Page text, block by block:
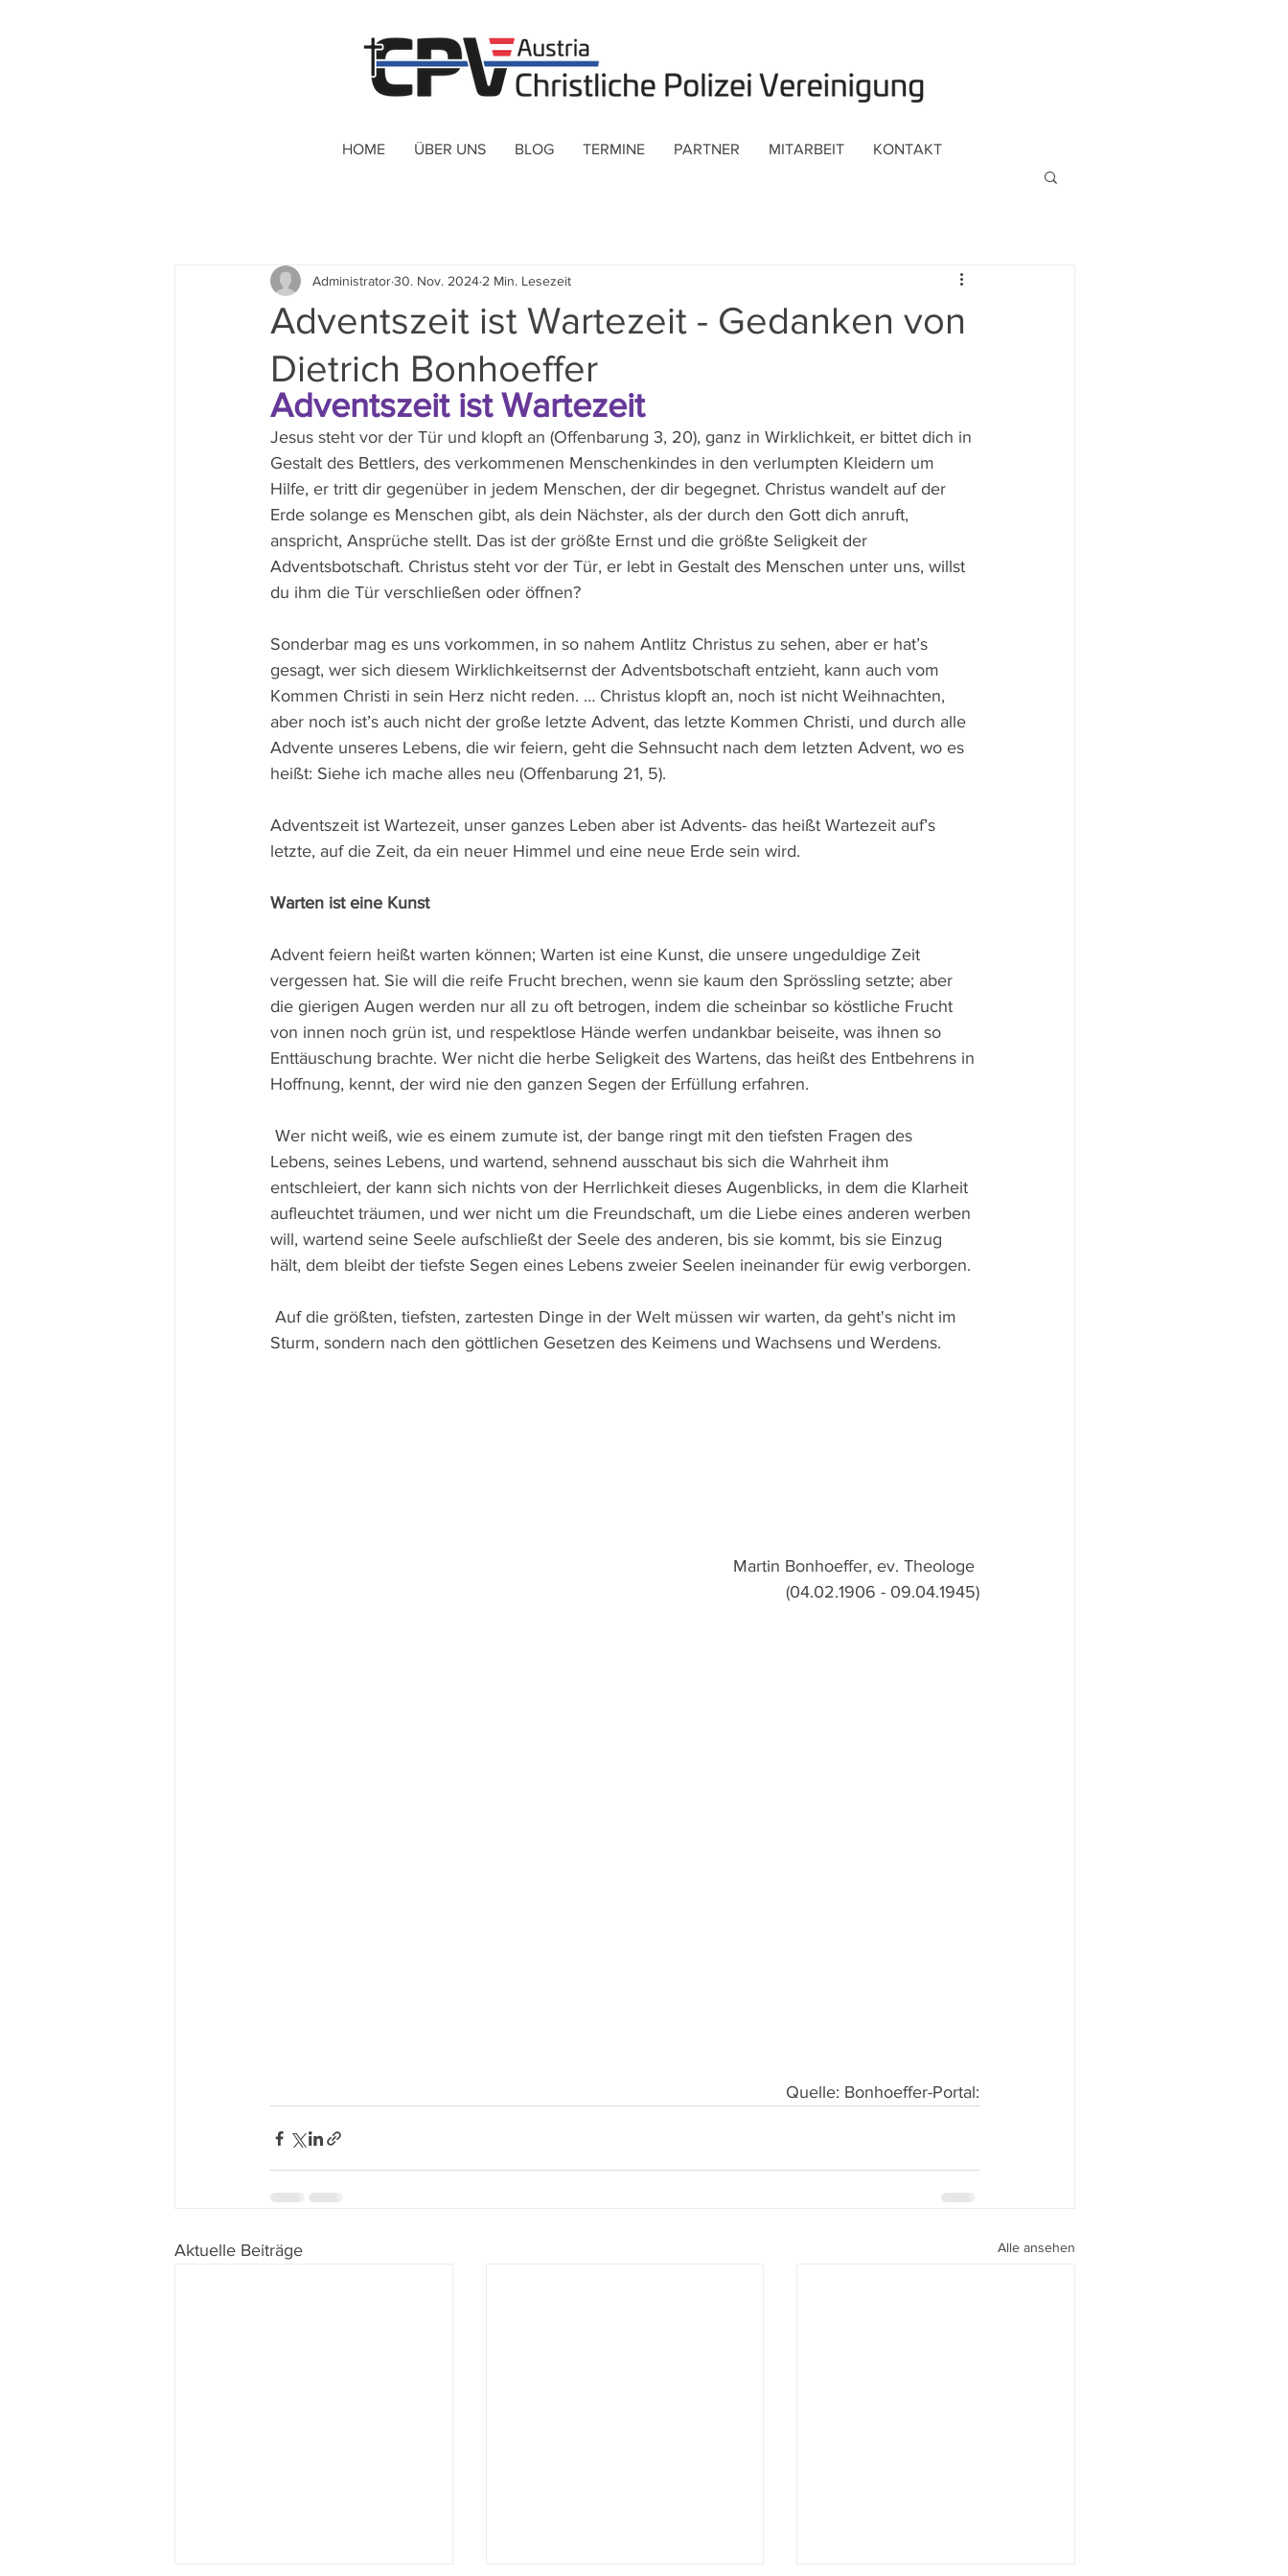
HOME ÜBER UNS BLOG TERMINE PARTNER MITARBEIT KONTAKT
Adventszeit ist Wartezeit - Gedanken von
Dietrich Bonhoeffer
Administrator30. Nov. 2024 2 Min. Lesezeit
Adventszeit ist Wartezeit
Jesus steht vor der Tür und klopft an (Offenbarung 3, 20), ganz in Wirklichkeit, er bittet dich in
Gestalt des Bettlers, des verkommenen Menschenkindes in den verlumpten Kleidern um
Hilfe, er tritt dir gegenüber in jedem Menschen, der dir begegnet. Christus wandelt auf der
Erde solange es Menschen gibt, als dein Nächster, als der durch den Gott dich anruft,
anspricht, Ansprüche stellt. Das ist der größte Ernst und die größte Seligkeit der
Adventsbotschaft. Christus steht vor der Tür, er lebt in Gestalt des Menschen unter uns, willst
du ihm die Tür verschließen oder öffnen?
Sonderbar mag es uns vorkommen, in so nahem Antlitz Christus zu sehen, aber er hat’s
gesagt, wer sich diesem Wirklichkeitsernst der Adventsbotschaft entzieht, kann auch vom
Kommen Christi in sein Herz nicht reden. … Christus klopft an, noch ist nicht Weihnachten,
aber noch ist’s auch nicht der große letzte Advent, das letzte Kommen Christi, und durch alle
Advente unseres Lebens, die wir feiern, geht die Sehnsucht nach dem letzten Advent, wo es
heißt: Siehe ich mache alles neu (Offenbarung 21, 5).
Adventszeit ist Wartezeit, unser ganzes Leben aber ist Advents- das heißt Wartezeit auf’s
letzte, auf die Zeit, da ein neuer Himmel und eine neue Erde sein wird.
Warten ist eine Kunst
Advent feiern heißt warten können; Warten ist eine Kunst, die unsere ungeduldige Zeit
vergessen hat. Sie will die reife Frucht brechen, wenn sie kaum den Sprössling setzte; aber
die gierigen Augen werden nur all zu oft betrogen, indem die scheinbar so köstliche Frucht
von innen noch grün ist, und respektlose Hände werfen undankbar beiseite, was ihnen so
Enttäuschung brachte. Wer nicht die herbe Seligkeit des Wartens, das heißt des Entbehrens in
Hoffnung, kennt, der wird nie den ganzen Segen der Erfüllung erfahren.
Lebens, seines Lebens, und wartend, sehnend ausschaut bis sich die Wahrheit ihm
entschleiert, der kann sich nichts von der Herrlichkeit dieses Augenblicks, in dem die Klarheit
aufleuchtet träumen, und wer nicht um die Freundschaft, um die Liebe eines anderen werben
will, wartend seine Seele aufschließt der Seele des anderen, bis sie kommt, bis sie Einzug
hält, dem bleibt der tiefste Segen eines Lebens zweier Seelen ineinander für ewig verborgen.
Sturm, sondern nach den göttlichen Gesetzen des Keimens und Wachsens und Werdens.
Martin Bonhoeffer, ev. Theologe
(04.02.1906 - 09.04.1945)
Quelle: Bonhoeffer-Portal:
Aktuelle Beiträge Alle ansehen